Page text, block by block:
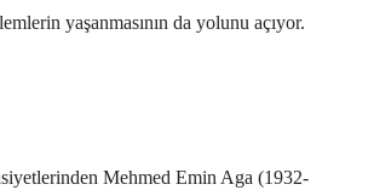
yaşanmasının da yolunu açıyor.
Mehmed Emin Aga (1932-